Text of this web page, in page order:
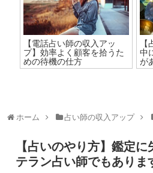
【電話占い師の収入アッ
プ】効率よく顧客を拾うた
めの待機の仕方
中
が
ホーム 占い師の収入アップ
【占いのやり方】鑑定
テラン占い師でもありま